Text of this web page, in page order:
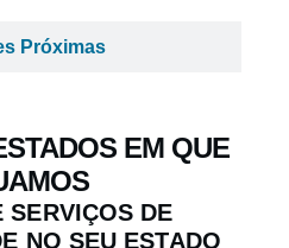
Próximas
EM QUE
SERVIÇOS DE
NO SEU ESTADO